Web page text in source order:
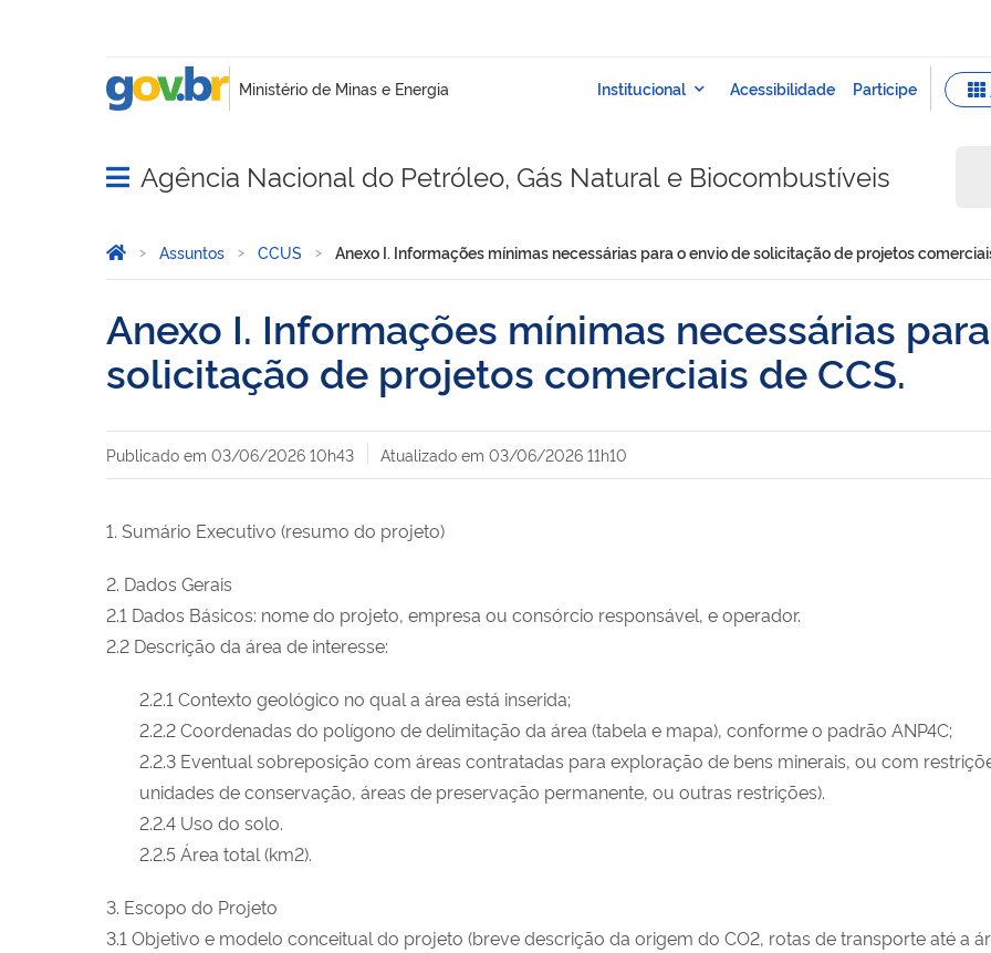
Abrir menu principal de navegação
Agência Nacional do Petróleo, Gás Natural e Biocombustíveis
Você está aqui:
Página Inicial
Assuntos CCUS Anexo I. Informações mínimas necessárias para o envio de solicitação de projetos
Anexo I. Informações mínimas necessárias
solicitação de projetos comerciais de CCS.
Publicado em 03/06/2026 10h43 Atualizado em 03/06/2026 11h10
1. Sumário Executivo (resumo do projeto)
2. Dados Gerais
2.1 Dados Básicos: nome do projeto, empresa ou consórcio responsável, e operador.
2.2 Descrição da área de interesse:
2.2.1 Contexto geológico no qual a área está inserida;
2.2.2 Coordenadas do polígono de delimitação da área (tabela e mapa), conforme o padrão ANP4C;
2.2.3 Eventual sobreposição com áreas contratadas para exploração de bens minerais, ou com
unidades de conservação, áreas de preservação permanente, ou outras restrições).
2.2.4 Uso do solo.
2.2.5 Área total (km2).
3. Escopo do Projeto
3.1 Objetivo e modelo conceitual do projeto (breve descrição da origem do CO2, rotas de transporte até a